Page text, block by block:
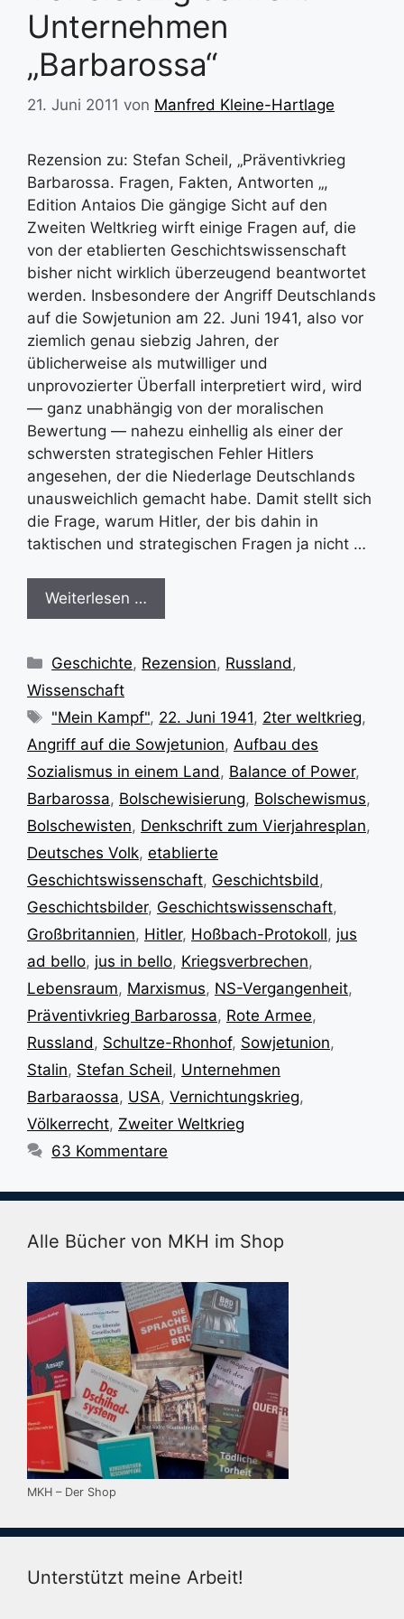
Unternehmen
„Barbarossa“
21. Juni 2011 von Manfred Kleine-Hartlage
Rezension zu: Stefan Scheil, „Präventivkrieg
Barbarossa. Fragen, Fakten, Antworten „,
Edition Antaios Die gängige Sicht auf den
Zweiten Weltkrieg wirft einige Fragen auf, die
von der etablierten Geschichtswissenschaft
bisher nicht wirklich überzeugend beantwortet
werden. Insbesondere der Angriff Deutschlands
auf die Sowjetunion am 22. Juni 1941, also vor
ziemlich genau siebzig Jahren, der
üblicherweise als mutwilliger und
unprovozierter Überfall interpretiert wird, wird
— ganz unabhängig von der moralischen
Bewertung — nahezu einhellig als einer der
schwersten strategischen Fehler Hitlers
angesehen, der die Niederlage Deutschlands
unausweichlich gemacht habe. Damit stellt sich
die Frage, warum Hitler, der bis dahin in
taktischen und strategischen Fragen ja nicht …
Weiterlesen …
Kategorien
Geschichte, Rezension, Russland,
Wissenschaft
Schlagwörter
"Mein Kampf", 22. Juni 1941, 2ter weltkrieg,
Angriff auf die Sowjetunion, Aufbau des
Sozialismus in einem Land, Balance of Power,
Barbarossa, Bolschewisierung, Bolschewismus,
Bolschewisten, Denkschrift zum Vierjahresplan,
Deutsches Volk, etablierte
Geschichtswissenschaft, Geschichtsbild,
Geschichtsbilder, Geschichtswissenschaft,
Großbritannien, Hitler, Hoßbach-Protokoll, jus
ad bello, jus in bello, Kriegsverbrechen,
Lebensraum, Marxismus, NS-Vergangenheit,
Präventivkrieg Barbarossa, Rote Armee,
Russland, Schultze-Rhonhof, Sowjetunion,
Stalin, Stefan Scheil, Unternehmen
Barbaraossa, USA, Vernichtungskrieg,
Völkerrecht, Zweiter Weltkrieg
63 Kommentare
Alle Bücher von MKH im Shop
MKH – Der Shop
Unterstützt meine Arbeit!